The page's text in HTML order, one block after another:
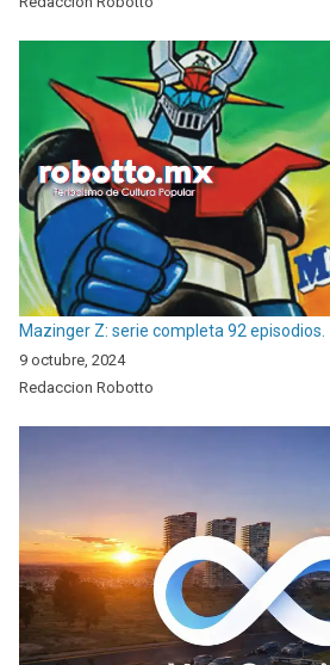
Mazinger Z: serie completa 92 episodios.
9 octubre, 2024
Redaccion Robotto